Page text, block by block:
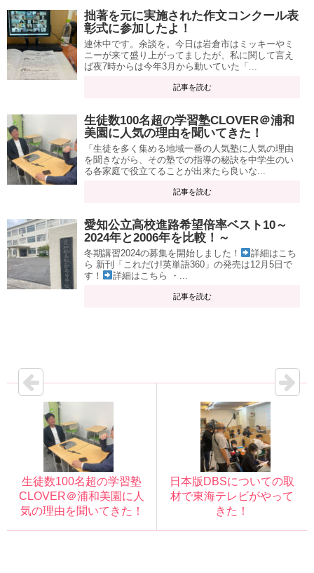
拙著を元に実施された作文コンクール表
彰式に参加したよ！
連休中です。余談を。今日は岩倉市はミッキーやミ
ニーが来て盛り上がってましたが、私に関して言え
ば夜7時からは今年3月から動いていた「...
記事を読む
生徒数100名超の学習塾CLOVER＠浦和
美園に人気の理由を聞いてきた！
「生徒を多く集める地域一番の人気塾に人気の理由
を聞きながら、その塾での指導の秘訣を中学生のい
る各家庭で役立てることが出来たら良いな...
記事を読む
愛知公立高校進路希望倍率ベスト10～
2024年と2006年を比較！～
冬期講習2024の募集を開始しました！
詳細はこち
ら 新刊「これだけ!英単語360」の発売は12月5日で
す！
詳細はこちら ・...
記事を読む
生徒数100名超の学習塾
CLOVER＠浦和美園に人
気の理由を聞いてきた！
日本版DBSについての取
材で東海テレビがやって
きた！